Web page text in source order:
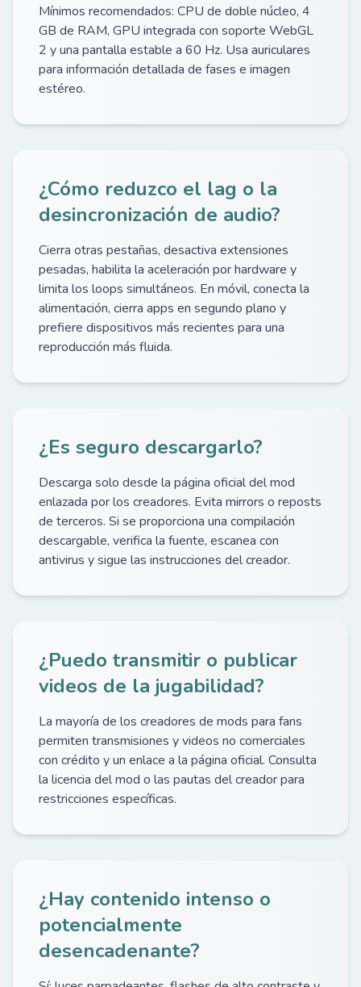
Mínimos recomendados: CPU de doble núcleo, 4
GB de RAM, GPU integrada con soporte WebGL
2 y una pantalla estable a 60 Hz. Usa auriculares
para información detallada de fases e imagen
estéreo.
¿Cómo reduzco el lag o la
desincronización de audio?
Cierra otras pestañas, desactiva extensiones
pesadas, habilita la aceleración por hardware y
limita los loops simultáneos. En móvil, conecta la
alimentación, cierra apps en segundo plano y
prefiere dispositivos más recientes para una
reproducción más fluida.
¿Es seguro descargarlo?
Descarga solo desde la página oficial del mod
enlazada por los creadores. Evita mirrors o reposts
de terceros. Si se proporciona una compilación
descargable, verifica la fuente, escanea con
antivirus y sigue las instrucciones del creador.
¿Puedo transmitir o publicar
videos de la jugabilidad?
La mayoría de los creadores de mods para fans
permiten transmisiones y videos no comerciales
con crédito y un enlace a la página oficial. Consulta
la licencia del mod o las pautas del creador para
restricciones específicas.
¿Hay contenido intenso o
potencialmente
desencadenante?